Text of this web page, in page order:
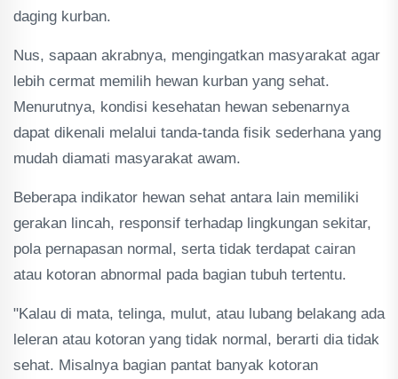
daging kurban.
Nus, sapaan akrabnya, mengingatkan masyarakat agar
lebih cermat memilih hewan kurban yang sehat.
Menurutnya, kondisi kesehatan hewan sebenarnya
dapat dikenali melalui tanda-tanda fisik sederhana yang
mudah diamati masyarakat awam.
Beberapa indikator hewan sehat antara lain memiliki
gerakan lincah, responsif terhadap lingkungan sekitar,
pola pernapasan normal, serta tidak terdapat cairan
atau kotoran abnormal pada bagian tubuh tertentu.
"Kalau di mata, telinga, mulut, atau lubang belakang ada
leleran atau kotoran yang tidak normal, berarti dia tidak
sehat. Misalnya bagian pantat banyak kotoran